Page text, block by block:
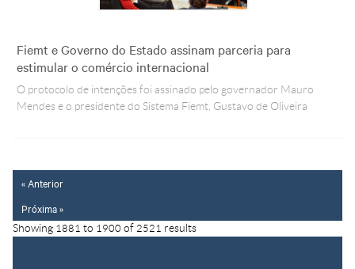
Fiemt e Governo do Estado assinam parceria para
estimular o comércio internacional
O protocolo de intenções foi assinado pelo governador Mauro
Mendes e o presidente do Sistema Fiemt, Gustavo de Oliveira
« Anterior
Próxima »
Showing 1881 to 1900 of 2521 results